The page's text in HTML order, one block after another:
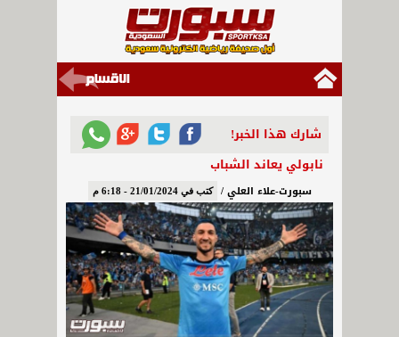
شارك هذا الخبر!
نابولي يعاند الشباب
سبورت-علاء العلي / كتب في 21/01/2024 - 6:18 م